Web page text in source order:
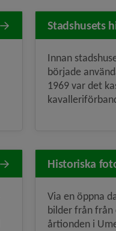
Stadshusets
Innan
började
1969 var det
Historiska
Via en öppna
bilder från
årtionden i